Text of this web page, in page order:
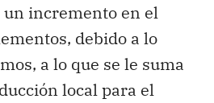
un incremento en el
debido a lo
a lo que se le suma
local para el